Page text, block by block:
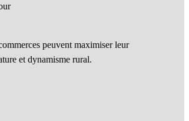
peuvent maximiser leur
et dynamisme rural.